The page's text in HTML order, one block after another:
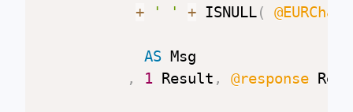
+
' ' + ISNULL(
AS Msg
,
1 Result , @response